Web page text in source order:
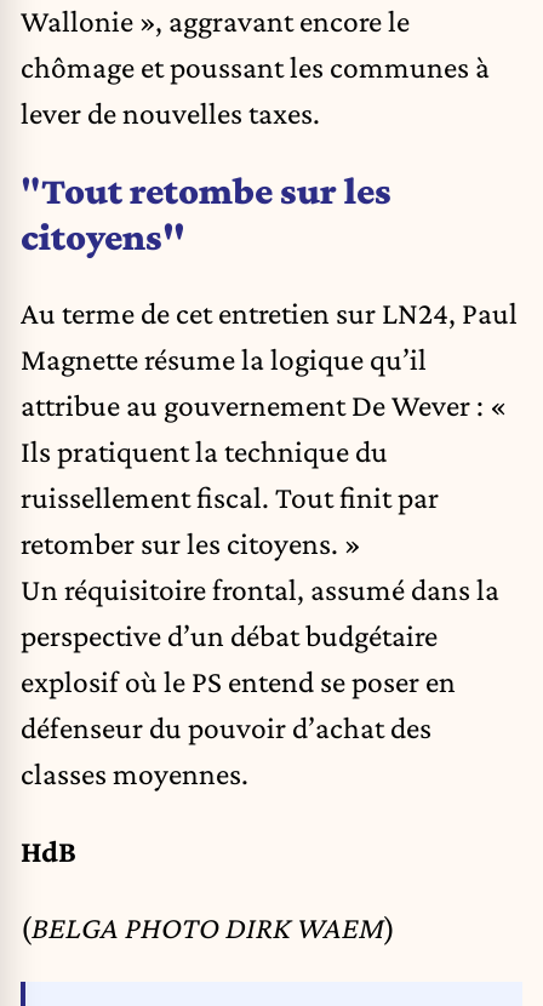
Wallonie », aggravant encore le
chômage et poussant les communes à
lever de nouvelles taxes.
"Tout retombe sur les
citoyens"
Au terme de cet entretien sur LN24, Paul
Magnette résume la logique qu’il
attribue au gouvernement De Wever : «
Ils pratiquent la technique du
ruissellement fiscal. Tout finit par
retomber sur les citoyens. »
Un réquisitoire frontal, assumé dans la
perspective d’un débat budgétaire
explosif où le PS entend se poser en
défenseur du pouvoir d’achat des
classes moyennes.
HdB
(BELGA PHOTO DIRK WAEM)